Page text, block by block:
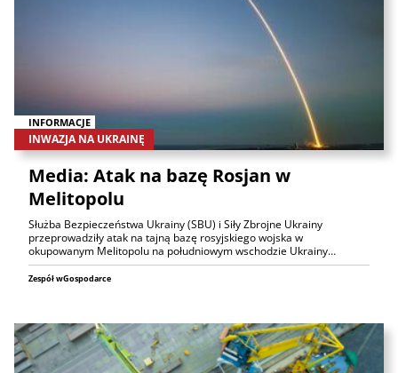
INFORMACJE
INWAZJA NA UKRAINĘ
Media: Atak na bazę Rosjan w
Melitopolu
Służba Bezpieczeństwa Ukrainy (SBU) i Siły Zbrojne Ukrainy
przeprowadziły atak na tajną bazę rosyjskiego wojska w
okupowanym Melitopolu na południowym wschodzie Ukrainy…
Zespół wGospodarce